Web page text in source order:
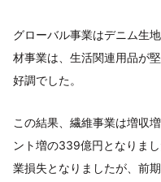
グローバル事業はデニム生
材事業は、生活関連用品が
好調でした。
この結果、繊維事業は増収
ント増の339億円となりま
業損失となりましたが、前